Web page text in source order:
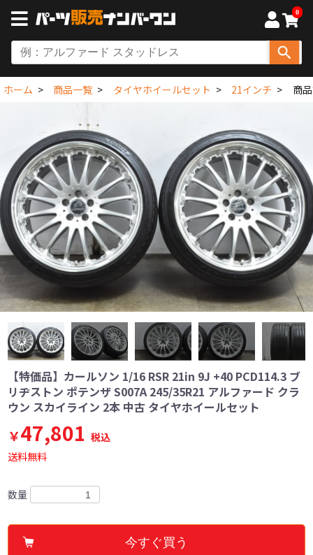
0
ホーム 商品一覧 タイヤホイールセット 21インチ 商
【特価品】カールソン 1/16 RSR 21in 9J +40 PCD114.3 ブ
リヂストン ポテンザ S007A 245/35R21 アルファード クラ
ウン スカイライン 2本 中古 タイヤホイールセット
￥47,801 税込
送料無料
数量
今すぐ買う